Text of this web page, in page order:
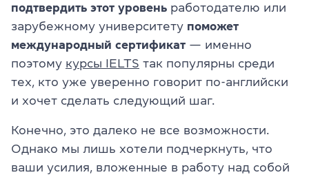
подтвердить этот уровень работодателю или
зарубежному университету поможет
международный сертификат — именно
поэтому курсы IELTS так популярны среди
тех, кто уже уверенно говорит по-английски
и хочет сделать следующий шаг.
Конечно, это далеко не все возможности.
Однако мы лишь хотели подчеркнуть, что
ваши усилия, вложенные в работу над собой